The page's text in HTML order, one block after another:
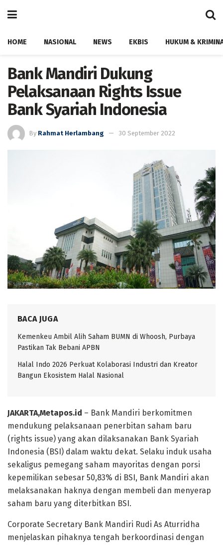
HOME NASIONAL NEWS EKBIS HUKUM &
Bank Mandiri Dukung
Pelaksanaan Rights Issue
Bank Syariah Indonesia
By Rahmat Herlambang 30 September 2022
BACA JUGA
Kemenkeu Ambil Alih Saham BUMN di Whoosh, Purbaya
Pastikan Tak Bebani APBN
Halal Indo 2026 Perkuat Kolaborasi Industri dan Kreator
Bangun Ekosistem Halal Nasional
JAKARTA,Metapos.id – Bank Mandiri berkomitmen
mendukung pelaksanaan penerbitan saham baru
(rights issue) yang akan dilaksanakan Bank Syariah
Indonesia (BSI) dalam waktu dekat. Selaku induk usaha
sekaligus pemegang saham mayoritas dengan porsi
kepemilikan sebesar 50,83% di BSI, Bank Mandiri akan
melaksanakan haknya dengan membeli dan menyerap
saham baru yang diterbitkan BSI.
Corporate Secretary Bank Mandiri Rudi As Aturridha
menjelaskan pihaknya tengah berkoordinasi dengan